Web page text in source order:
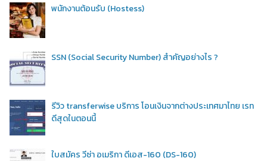
พนักงานต้อนรับ (Hostess)
SSN (Social Security Number) สำคัญอย่างไร ?
รีวิว transferwise บริการ โอนเงินจากต่างประเทศมาไทย เรท
ดีสุดในตอนนี้
ใบสมัคร วีซ่า อเมริกา ดีเอส-160 (DS-160)